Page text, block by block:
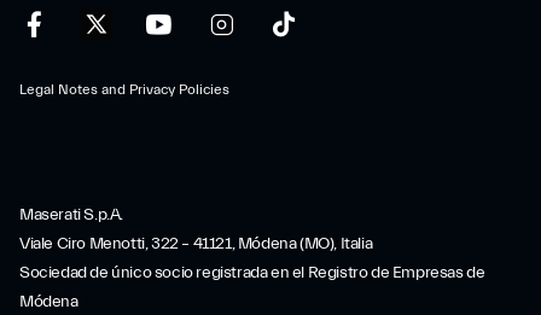
Legal Notes and Privacy Policies
Maserati S.p.A.
Viale Ciro Menotti, 322 – 41121, Módena (MO), Italia
Sociedad de único socio registrada en el Registro de Empresas de
Módena